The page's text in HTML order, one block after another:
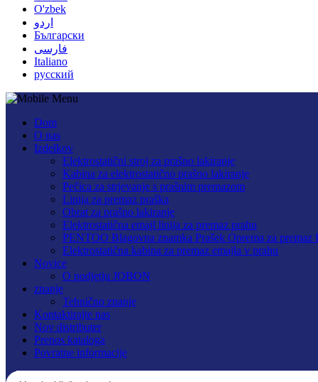
O'zbek
اردو
Български
فارسی
Italiano
русский
Dom
O nas
Izdelkov
Elektrostatični stroj za prašno lakiranje
Kabina za elektrostatično prašno lakiranje
Pečica za strjevanje s prašnim premazom
Linija za premaz praška
Obrat za prašno lakiranje
Elektrostatična emajl linija za premaz prahu
PENTOO Blagovna znamka Prašek Oprema za
Elektrostatična kabina za premaz emajla v prahu
Novice
O podjetju JOBON
znanje
Tehnično znanje
Kontaktirajte nas
Nov distributer
Prenos kataloga
Povratne informacije